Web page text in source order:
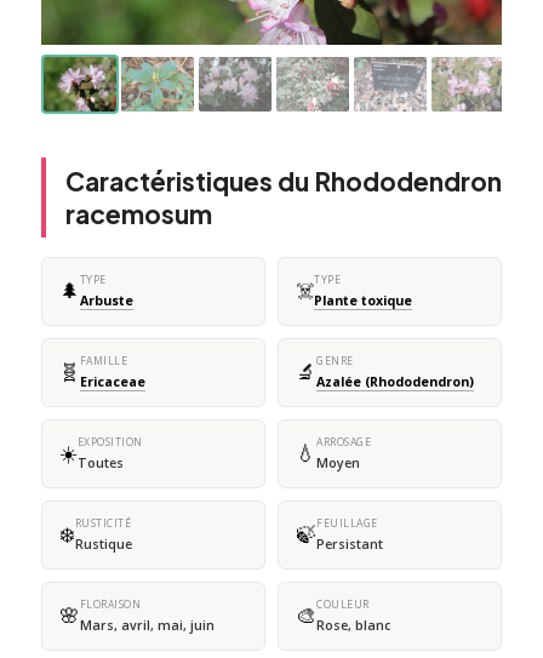
Caractéristiques du Rhododendron
racemosum
🌲 TYPE
Arbuste ☠️TYPE
Plante toxique
🧬 FAMILLE
Ericaceae 🔬 GENRE
Azalée (Rhododendron)
☀️EXPOSITION
Toutes 💧 ARROSAGE
Moyen
❄️RUSTICITÉ
Rustique 🍃FEUILLAGE
Persistant
🌸 FLORAISON
Mars, avril, mai, juin 🎨COULEUR
Rose, blanc